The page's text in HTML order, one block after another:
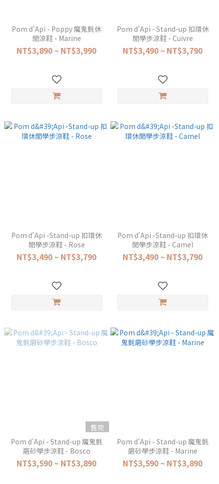
Pom d'Api - Poppy 魔鬼氈休
閒涼鞋 - Marine
NT$3,890 ~ NT$3,990
Pom d'Api - Stand-up 扣環休
閒學步涼鞋 - Cuivre
NT$3,490 ~ NT$3,790
Pom d'Api -Stand-up 扣環休
閒學步涼鞋 - Rose
NT$3,490 ~ NT$3,790
Pom d'Api -Stand-up 扣環休
閒學步涼鞋 - Camel
NT$3,490 ~ NT$3,790
售完
Pom d'Api - Stand-up 魔鬼氈
磨砂學步涼鞋 - Bosco
NT$3,590 ~ NT$3,890
Pom d'Api - Stand-up 魔鬼氈
磨砂學步涼鞋 - Marine
NT$3,590 ~ NT$3,890